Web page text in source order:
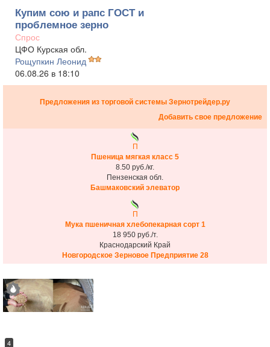
Купим сою и рапс ГОСТ и
проблемное зерно
Спрос
ЦФО Курская обл.
Рощупкин Леонид
06.08.26 в 18:10
Предложения из торговой системы Зернотрейдер.ру
Добавить свое предложение
П
Пшеница мягкая класс 5
8.50 руб./кг.
Пензенская обл.
Башмаковский элеватор
П
Мука пшеничная хлебопекарная сорт 1
18 950 руб./т.
Краснодарский Край
Новгородское Зерновое Предприятие 28
4